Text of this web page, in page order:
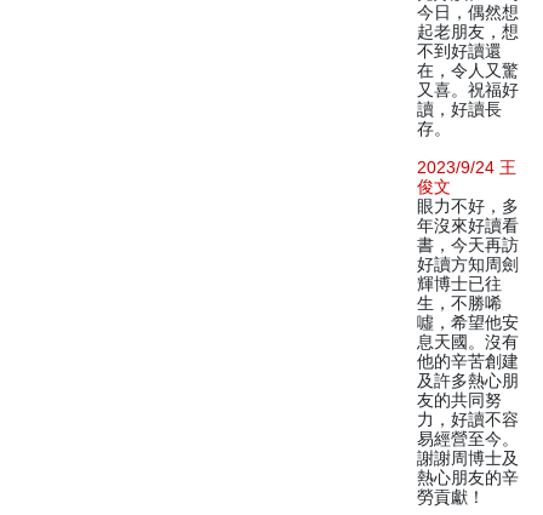
今日，偶然想
起老朋友，想
不到好讀還
在，令人又驚
又喜。祝福好
讀，好讀長
存。
2023/9/24 王
俊文
眼力不好，多
年沒來好讀看
書，今天再訪
好讀方知周劍
輝博士已往
生，不勝唏
噓，希望他安
息天國。沒有
他的辛苦創建
及許多熱心朋
友的共同努
力，好讀不容
易經營至今。
謝謝周博士及
熱心朋友的辛
勞貢獻！